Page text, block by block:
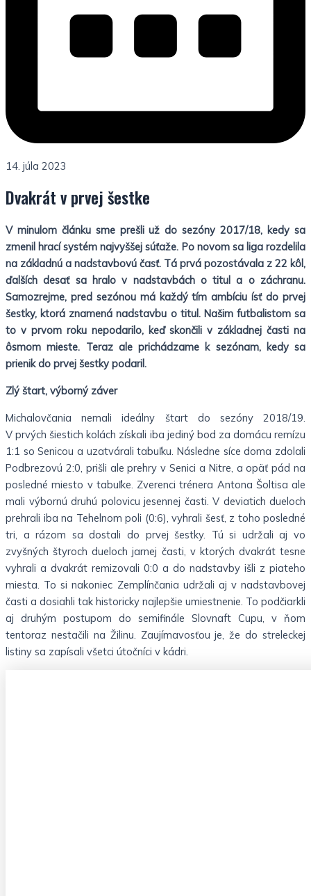
14. júla 2023
Dvakrát v prvej šestke
V minulom článku sme prešli už do sezóny 2017/18, kedy sa
zmenil hrací systém najvyššej súťaže. Po novom sa liga rozdelila
na základnú a nadstavbovú časť. Tá prvá pozostávala z 22 kôl,
ďalších desať sa hralo v nadstavbách o titul a o záchranu.
Samozrejme, pred sezónou má každý tím ambíciu ísť do prvej
šestky, ktorá znamená nadstavbu o titul. Našim futbalistom sa
to v prvom roku nepodarilo, keď skončili v základnej časti na
ôsmom mieste. Teraz ale prichádzame k sezónam, kedy sa
prienik do prvej šestky podaril.
Zlý štart, výborný záver
Michalovčania nemali ideálny štart do sezóny 2018/19.
V prvých šiestich kolách získali iba jediný bod za domácu remízu
1:1 so Senicou a uzatvárali tabuľku. Následne síce doma zdolali
Podbrezovú 2:0, prišli ale prehry v Senici a Nitre, a opäť pád na
posledné miesto v tabuľke. Zverenci trénera Antona Šoltisa ale
mali výbornú druhú polovicu jesennej časti. V deviatich dueloch
prehrali iba na Tehelnom poli (0:6), vyhrali šesť, z toho posledné
tri, a rázom sa dostali do prvej šestky. Tú si udržali aj vo
zvyšných štyroch dueloch jarnej časti, v ktorých dvakrát tesne
vyhrali a dvakrát remizovali 0:0 a do nadstavby išli z piateho
miesta. To si nakoniec Zemplínčania udržali aj v nadstavbovej
časti a dosiahli tak historicky najlepšie umiestnenie. To podčiarkli
aj druhým postupom do semifinále Slovnaft Cupu, v ňom
tentoraz nestačili na Žilinu. Zaujímavosťou je, že do streleckej
listiny sa zapísali všetci útočníci v kádri.